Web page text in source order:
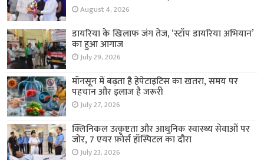
August 4, 2026
डायरिया के खिलाफ जंग तेज, ‘स्टॉप डायरिया अभियान’
का हुआ आगाज
July 29, 2026
मॉनसून में बढ़ता है हेपेटाइटिस का खतरा, समय पर
पहचान और इलाज है जरूरी
July 27, 2026
क्लिनिकल उत्कृष्टता और आधुनिक स्वास्थ्य सेवाओं पर
जोर, 7 एयर फ़ोर्स हॉस्पिटल का दौरा
July 23, 2026